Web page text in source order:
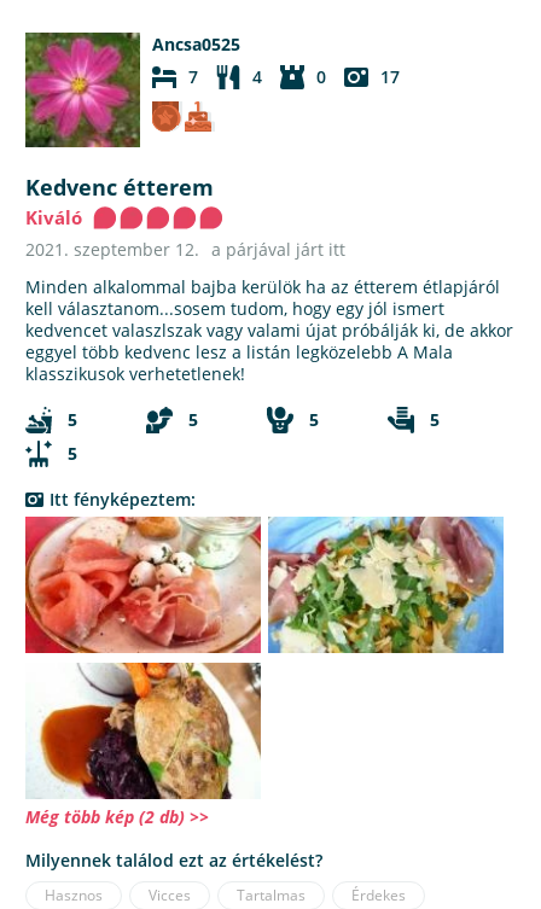
Ancsa0525
7
4 0 17
Kedvenc étterem
Kiváló
2021. szeptember 12. a párjával járt itt
Minden alkalommal bajba kerülök ha az étterem étlapjáról
kell választanom...sosem tudom, hogy egy jól ismert
kedvencet valaszlszak vagy valami újat próbálják ki, de akkor
eggyel több kedvenc lesz a listán legközelebb A Mala
klasszikusok verhetetlenek!
5
5 5
5
5
Itt fényképeztem:
Még több kép (2 db) >>
Milyennek találod ezt az értékelést?
Hasznos Vicces Tartalmas Érdekes